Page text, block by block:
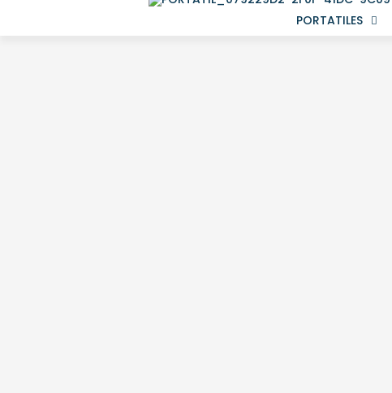
PORTATILES